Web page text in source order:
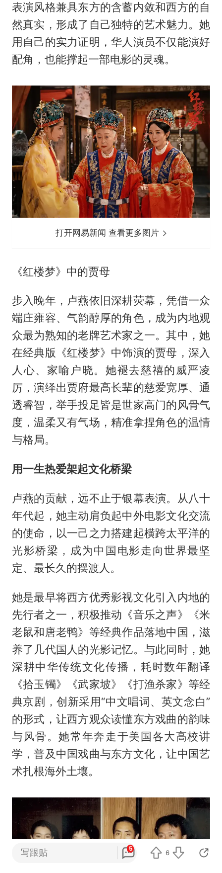
表演风格兼具东方的含蓄内敛和西方的自
然真实，形成了自己独特的艺术魅力。她
用自己的实力证明，华人演员不仅能演好
配角，也能撑起一部电影的灵魂。
打开网易新闻 查看更多图片
《红楼梦》中的贾母
步入晚年，卢燕依旧深耕荧幕，凭借一众
端庄雍容、气韵醇厚的角色，成为内地观
众最为熟知的老牌艺术家之一。其中，她
在经典版《红楼梦》中饰演的贾母，深入
人心、家喻户晓。她褪去慈禧的威严凌
厉，演绎出贾府最高长辈的慈爱宽厚、通
透睿智，举手投足皆是世家高门的风骨气
度，温柔又有气场，精准拿捏角色的温情
与格局。
用一生热爱架起文化桥梁
卢燕的贡献，远不止于银幕表演。从八十
年代起，她主动肩负起中外电影文化交流
的使命，以一己之力搭建起横跨太平洋的
光影桥梁，成为中国电影走向世界最坚
定、最长久的摆渡人。
她是最早将西方优秀影视文化引入内地的
先行者之一，积极推动《音乐之声》《米
老鼠和唐老鸭》等经典作品落地中国，滋
养了几代国人的光影记忆。与此同时，她
深耕中华传统文化传播，耗时数年翻译
《拾玉镯》《武家坡》《打渔杀家》等经
典京剧，创新采用“中文唱词、英文念白”
的形式，让西方观众读懂东方戏曲的韵味
与风骨。她常年奔走于美国各大高校讲
学，普及中国戏曲与东方文化，让中国艺
术扎根海外土壤。
写跟贴 5
6